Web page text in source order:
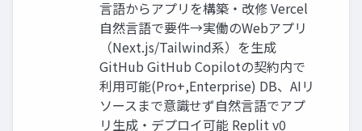
言語からアプリを構築・改修 Vercel
自然言語で要件→実働のWebアプリ
（Next.js/Tailwind系）を生成
GitHub GitHub Copilotの契約内で
利用可能(Pro+,Enterprise) DB、AIリ
ソースまで意識せず自然言語でアプ
リ生成・デプロイ可能 Replit v0